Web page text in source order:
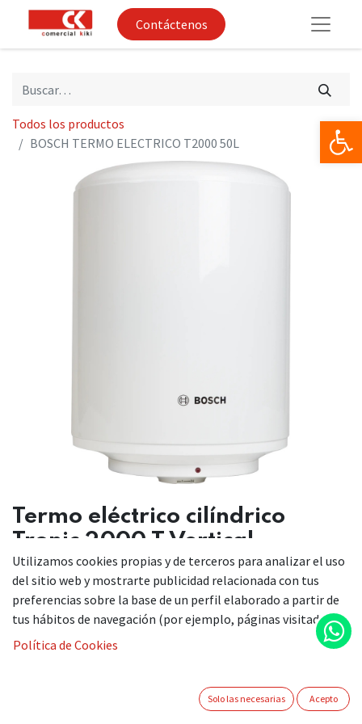
Contáctenos
Todos los productos
BOSCH TERMO ELECTRICO T2000 50L
Termo eléctrico cilíndrico
Tronic 2000 T Vertical
Modelo Tronic de instalación vertical con diseño atractivo
Ancho: 440 mm
Diseño atractivo y manejo sencillo
Utilizamos cookies propias y de terceros para analizar el uso
del sitio web y mostrarte publicidad relacionada con tus
preferencias sobre la base de un perfil elaborado a partir de
tus hábitos de navegación (por ejemplo, páginas visitadas).
Política de Cookies
Solo las necesarias Acepto